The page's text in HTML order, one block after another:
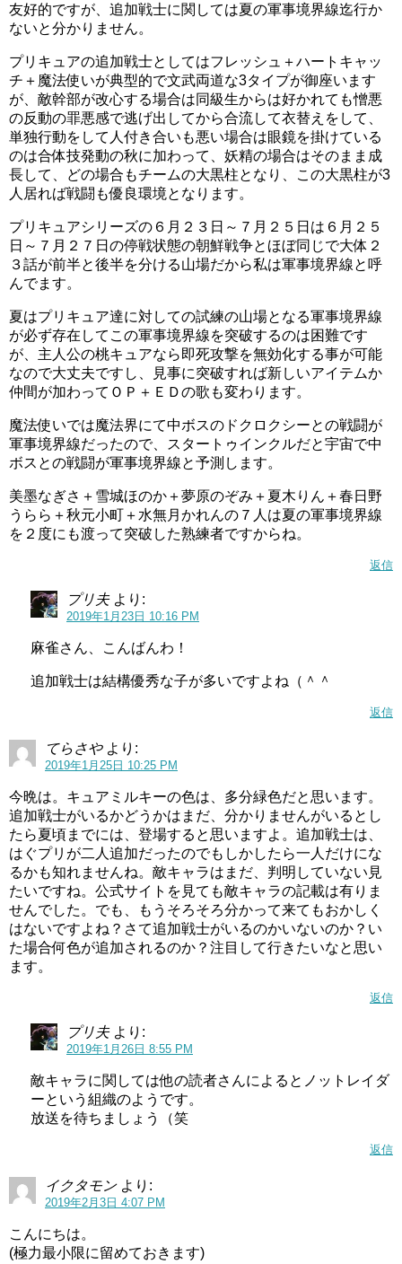
シェアする
0 0 0
フォローする
キュアコスモ,スタートゥインクルプリキュア,声優,時
期
色, 追加戦士 tsugumiko
友好的ですが、追加戦士に関しては夏の軍事境界線迄行か
ないと分かりません。
プリキュアの追加戦士としてはフレッシュ＋ハートキャッ
チ＋魔法使いが典型的で文武両道な3タイプが御座います
が、敵幹部が改心する場合は同級生からは好かれても憎悪
の反動の罪悪感で逃げ出してから合流して衣替えをして、
単独行動をして人付き合いも悪い場合は眼鏡を掛けている
のは合体技発動の秋に加わって、妖精の場合はそのまま成
長して、どの場合もチームの大黒柱となり、この大黒柱が3
人居れば戦闘も優良環境となります。
プリキュアシリーズの６月２３日～７月２５日は６月２５
日～７月２７日の停戦状態の朝鮮戦争とほぼ同じで大体２
３話が前半と後半を分ける山場だから私は軍事境界線と呼
んでます。
夏はプリキュア達に対しての試練の山場となる軍事境界線
が必ず存在してこの軍事境界線を突破するのは困難です
が、主人公の桃キュアなら即死攻撃を無効化する事が可能
なので大丈夫ですし、見事に突破すれば新しいアイテムか
仲間が加わってＯＰ＋ＥＤの歌も変わります。
魔法使いでは魔法界にて中ボスのドクロクシーとの戦闘が
軍事境界線だったので、スタートゥインクルだと宇宙で中
ボスとの戦闘が軍事境界線と予測します。
美墨なぎさ＋雪城ほのか＋夢原のぞみ＋夏木りん＋春日野
うらら＋秋元小町＋水無月かれんの７人は夏の軍事境界線
を２度にも渡って突破した熟練者ですからね。
返信
プリ夫 より:
2019年1月23日 10:16 PM
麻雀さん、こんばんわ！
追加戦士は結構優秀な子が多いですよね（＾＾
返信
てらさや より:
2019年1月25日 10:25 PM
今晩は。キュアミルキーの色は、多分緑色だと思います。
追加戦士がいるかどうかはまだ、分かりませんがいるとし
たら夏頃までには、登場すると思いますよ。追加戦士は、
はぐプリが二人追加だったのでもしかしたら一人だけにな
るかも知れませんね。敵キャラはまだ、判明していない見
たいですね。公式サイトを見ても敵キャラの記載は有りま
せんでした。でも、もうそろそろ分かって来てもおかしく
はないですよね？さて追加戦士がいるのかいないのか？い
た場合何色が追加されるのか？注目して行きたいなと思い
ます。
返信
プリ夫 より:
2019年1月26日 8:55 PM
敵キャラに関しては他の読者さんによるとノットレイダ
ーという組織のようです。
放送を待ちましょう（笑
返信
イクタモン より:
2019年2月3日 4:07 PM
こんにちは。
(極力最小限に留めておきます)